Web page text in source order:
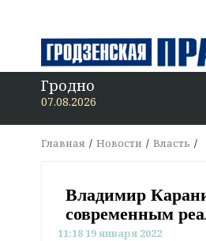
Гродно
07.08.2026
Главная Новости Власть
Владимир
современным
11:18 19 января 2022